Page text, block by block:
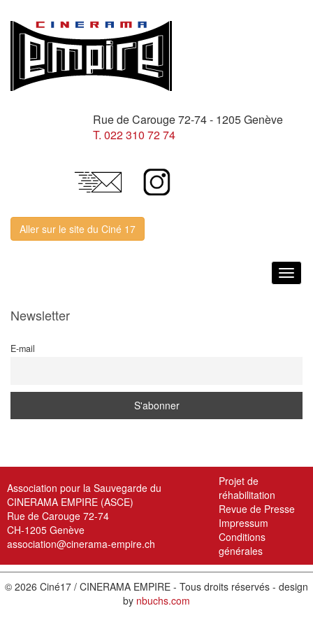
Rue de Carouge 72-74 - 1205 Genève
T. 022 310 72 74
Aller sur le site du Ciné 17
Newsletter
E-mail
Association pour la Sauvegarde du
CINERAMA EMPIRE (ASCE)
Rue de Carouge 72-74
CH-1205 Genève
association@cinerama-empire.ch
Projet de
réhabilitation
Revue de Presse
Impressum
Conditions
générales
© 2026 Ciné17 / CINERAMA EMPIRE - Tous droits réservés - design
by nbuchs.com